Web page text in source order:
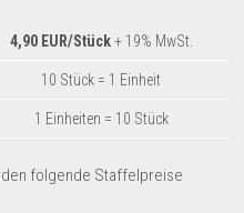
4,90 EUR/Stück+ 19% MwSt.
10 Stück = 1 Einheit
1 Einheiten = 10 Stück
folgende Staffelpreise